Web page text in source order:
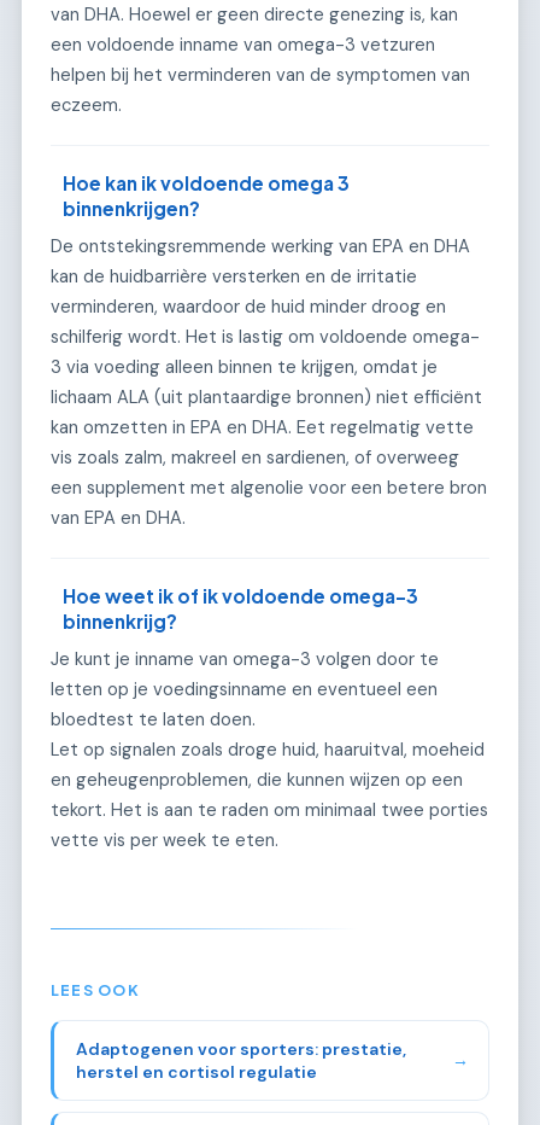
van DHA. Hoewel er geen directe genezing is, kan
een voldoende inname van omega-3 vetzuren
helpen bij het verminderen van de symptomen van
eczeem.
Hoe kan ik voldoende omega 3
binnenkrijgen?
De ontstekingsremmende werking van EPA en DHA
kan de huidbarrière versterken en de irritatie
verminderen, waardoor de huid minder droog en
schilferig wordt. Het is lastig om voldoende omega-
3 via voeding alleen binnen te krijgen, omdat je
lichaam ALA (uit plantaardige bronnen) niet efficiënt
kan omzetten in EPA en DHA. Eet regelmatig vette
vis zoals zalm, makreel en sardienen, of overweeg
een supplement met algenolie voor een betere bron
van EPA en DHA.
Hoe weet ik of ik voldoende omega-3
binnenkrijg?
Je kunt je inname van omega-3 volgen door te
letten op je voedingsinname en eventueel een
bloedtest te laten doen.
Let op signalen zoals droge huid, haaruitval, moeheid
en geheugenproblemen, die kunnen wijzen op een
tekort. Het is aan te raden om minimaal twee porties
vette vis per week te eten.
LEES OOK
Adaptogenen voor sporters: prestatie,
herstel en cortisol regulatie
→